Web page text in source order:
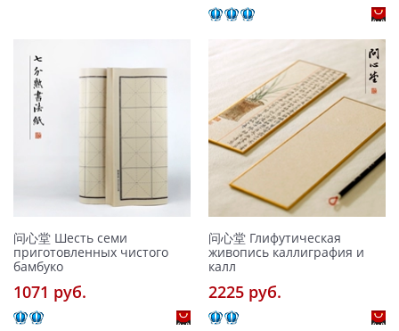
问心堂 Шесть семи
приготовленных чистого
бамбуко
1071 pуб.
问心堂 Глифутическая
живопись каллиграфия и
калл
2225 pуб.